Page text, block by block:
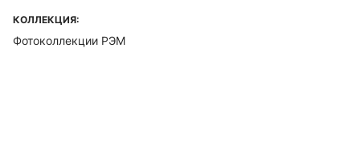
КОЛЛЕКЦИЯ:
Фотоколлекции РЭМ